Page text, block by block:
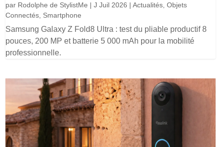
par Rodolphe de StylistMe |J Juil 2026 |Actualités ,Objets
Connectés Smartphone
Samsung Galaxy Z Fold8 Ultra : test du pliable productif 8
pouces, 200 MP et batterie 5 000 mAh pour la mobilité
professionnelle.